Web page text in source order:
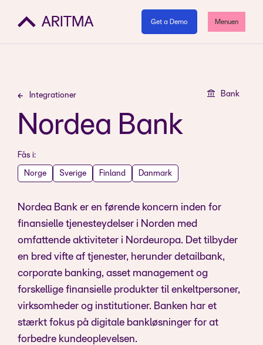
Get a Demo Menuen
Integrationer Bank
Nordea Bank
Fås i:
Norge Sverige Finland Danmark
Nordea Bank er en førende koncern inden for
finansielle tjenesteydelser i Norden med
omfattende aktiviteter i Nordeuropa. Det tilbyder
en bred vifte af tjenester, herunder detailbank,
corporate banking, asset management og
forskellige finansielle produkter til enkeltpersoner,
virksomheder og institutioner. Banken har et
stærkt fokus på digitale bankløsninger for at
forbedre kundeoplevelsen.